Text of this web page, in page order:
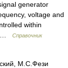
generator
voltage and
within
…
Справочник
М.С.Фези